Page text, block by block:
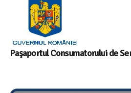
Paşaportul Consumatorului de